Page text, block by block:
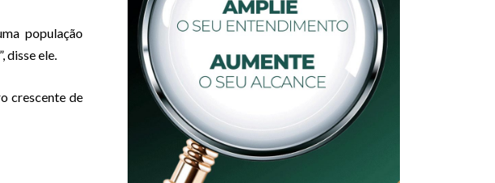
população
disse ele.
crescente de